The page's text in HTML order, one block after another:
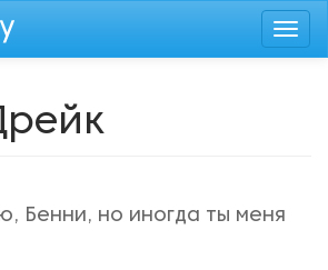
Бенни, но иногда ты меня